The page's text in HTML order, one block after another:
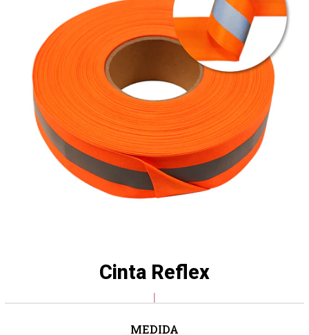
Cinta Reflex
|
MEDIDA